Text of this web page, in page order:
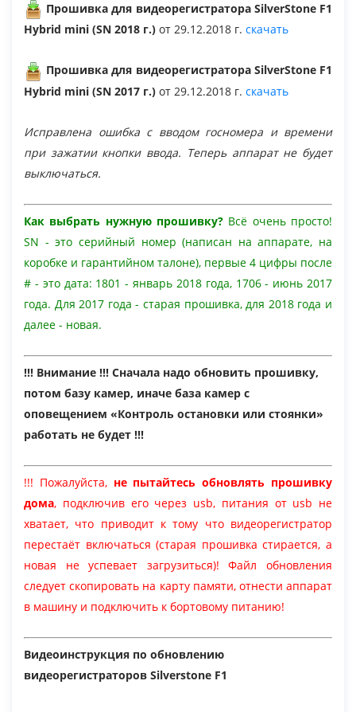
Прошивка для видеорегистратора SilverStone F1
Hybrid mini (SN 2018 г.) от 29.12.2018 г. скачать
Прошивка для видеорегистратора SilverStone F1
Hybrid mini (SN 2017 г.) от 29.12.2018 г. скачать
Исправлена ошибка с вводом госномера и времени
при зажатии кнопки ввода. Теперь аппарат не будет
выключаться.
Как выбрать нужную прошивку? Всё очень просто!
SN - это серийный номер (написан на аппарате, на
коробке и гарантийном талоне), первые 4 цифры после
# - это дата: 1801 - январь 2018 года, 1706 - июнь 2017
года. Для 2017 года - старая прошивка, для 2018 года и
далее - новая.
!!! Внимание !!! Сначала надо обновить прошивку,
потом базу камер, иначе база камер с
оповещением «Контроль остановки или стоянки»
работать не будет !!!
!!! Пожалуйста, не пытайтесь обновлять прошивку
дома, подключив его через usb, питания от usb не
хватает, что приводит к тому что видеорегистратор
перестаёт включаться (старая прошивка стирается, а
новая не успевает загрузиться)! Файл обновления
следует скопировать на карту памяти, отнести аппарат
в машину и подключить к бортовому питанию!
Видеоинструкция по обновлению
видеорегистраторов Silverstone F1
Драйвер
Документы